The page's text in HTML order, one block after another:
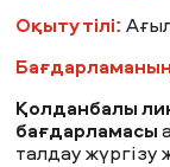
Зерттеу
Оқуға
Оқыту тілі:
Қолданбалы
бағдарламасы
талдау жүргізу